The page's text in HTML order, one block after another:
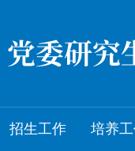
招生工作 培养